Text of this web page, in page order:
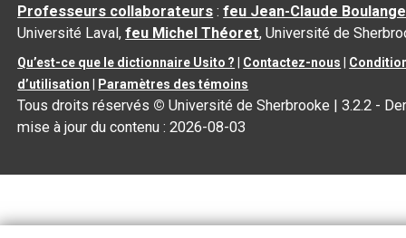
Professeurs collaborateurs :feu Jean-Claude
Université Laval,feu Michel Théoret, Université de
Qu’est-ce que le dictionnaire Usito ? Contactez-nous
d’utilisation
Paramètres des témoins
Tous droits réservés © Université de Sherbrooke |3.2.2 -
mise à jour du contenu :2026-08-03